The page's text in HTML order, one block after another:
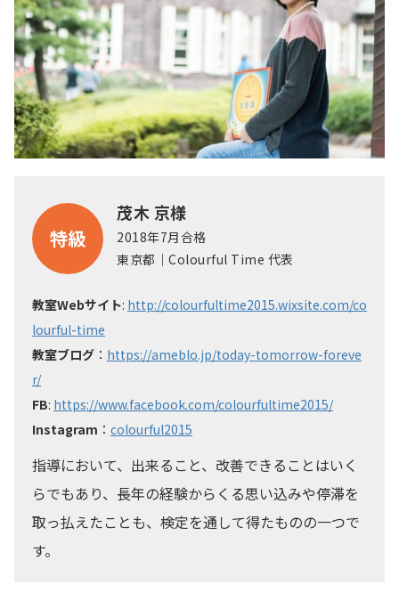
特級
茂木 京様
2018年7月合格
東京都｜Colourful Time 代表
教室Webサイト: http://colourfultime2015.wixsite.com/co
lourful-time
教室ブログ ： https://ameblo.jp/today-tomorrow-foreve
r/
FB: https://www.facebook.com/colourfultime2015/
Instagram ： colourful2015
指導において、出来ること、改善できることはいく
らでもあり、長年の経験からくる思い込みや停滞を
取っ払えたことも、検定を通して得たものの一つで
す。